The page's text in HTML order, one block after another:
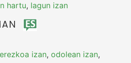
hartu, lagun izan
izan,odolean izan,